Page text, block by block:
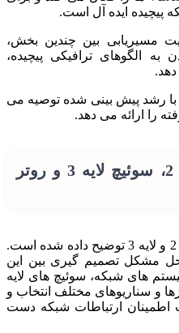
پیچیده ایده آل است.
مسیریابی بین چندین بخش،
به الگوهای ترافیکی پیچیده،
با رشد پیش بینی شده توصیه می
را ارائه می دهد.
چه زمانی از سوئیچ لایه 2، سوئیچ لایه 3 و روتر
در این پست تفاوت بین سوئیچ لایه 2 و لایه 3 توضیح داده شده است.
حل مشکل تصمیم گیری بین این
های شبکه، سوئیچ های لایه
نیازها و سناریوهای مختلف انتخاب و
اطمینان ارتباطات شبکه دست